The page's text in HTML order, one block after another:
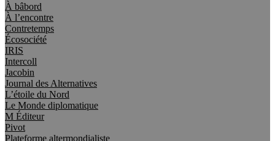
À bâbord
À l’encontre
Contretemps
Écosociété
IRIS
Intercoll
Jacobin
Journal des Alternatives
L’étoile du Nord
Le Monde diplomatique
M Éditeur
Pivot
Plateforme altermondialiste